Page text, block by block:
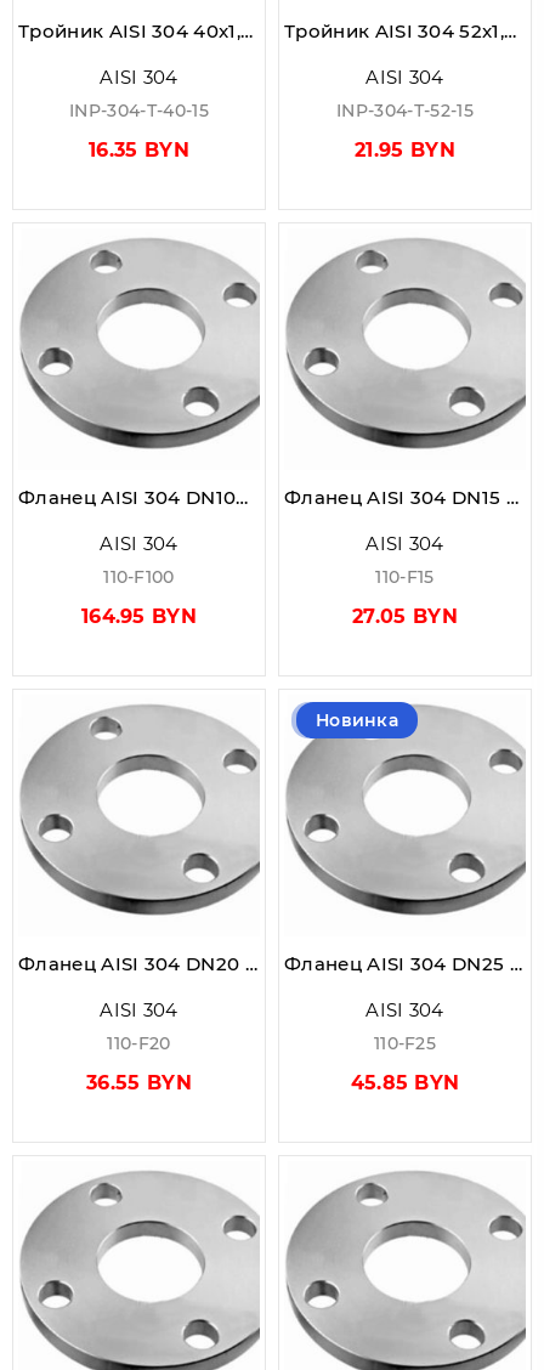
Тройник AISI 304 40x1,5 мм
AISI 304
INP-304-Т-40-15
16.35 BYN
Тройник AISI 304 52x1,5 мм
AISI 304
INP-304-Т-52-15
21.95 BYN
Фланец AISI 304 DN100 PN10 (104,0)
AISI 304
110-F100
164.95 BYN
Фланец AISI 304 DN15 PN10 (18,0)
AISI 304
110-F15
27.05 BYN
Фланец AISI 304 DN20 PN10 (22,0)
AISI 304
110-F20
36.55 BYN
Новинка
Фланец AISI 304 DN25 PN10 (28,0)
AISI 304
110-F25
45.85 BYN